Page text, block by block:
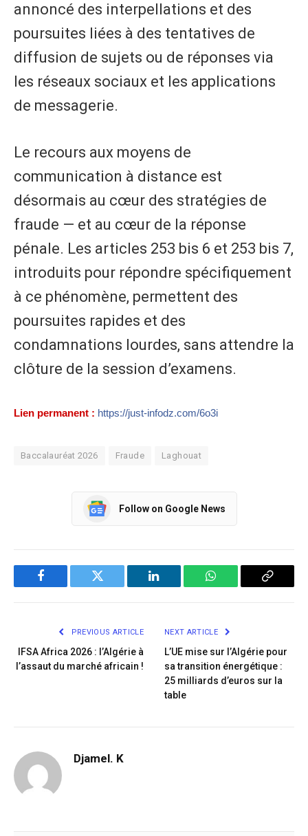
annoncé des interpellations et des
poursuites liées à des tentatives de
diffusion de sujets ou de réponses via
les réseaux sociaux et les applications
de messagerie.
Le recours aux moyens de
communication à distance est
désormais au cœur des stratégies de
fraude — et au cœur de la réponse
pénale. Les articles 253 bis 6 et 253 bis 7,
introduits pour répondre spécifiquement
à ce phénomène, permettent des
poursuites rapides et des
condamnations lourdes, sans attendre la
clôture de la session d’examens.
Lien permanent : https://just-infodz.com/6o3i
Baccalauréat 2026 Fraude Laghouat
Follow on Google News
Facebook Twitter LinkedIn WhatsApp Copy
PREVIOUS ARTICLE
IFSA Africa 2026 : l’Algérie à
l’assaut du marché africain !
NEXT ARTICLE
L’UE mise sur l’Algérie pour
sa transition énergétique :
25 milliards d’euros sur la
table
Djamel. K